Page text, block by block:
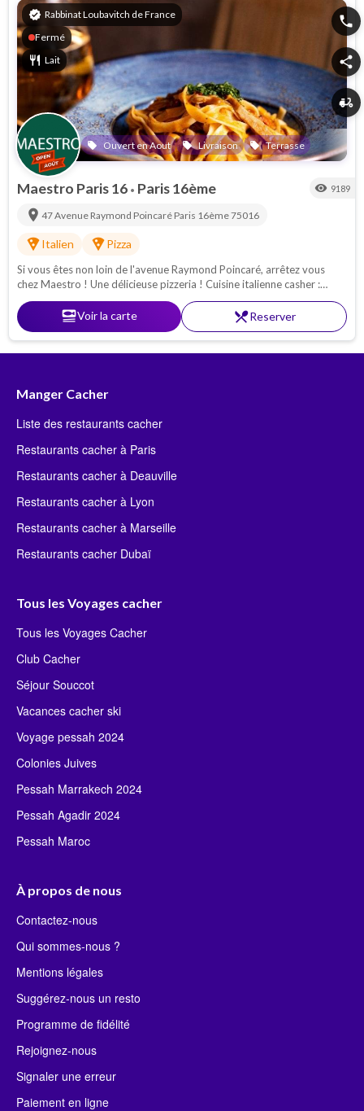
verified Rabbinat Loubavitch de France
Fermé
restaurant Lait
local_offer Ouvert en Aout local_offer Livraison local_offer Terrasse
phone
share
delivery_dining
Maestro Paris 16 • Paris 16ème visibility 9189
location_on 47 Avenue Raymond Poincaré Paris 16ème75016
local_pizzaItalien local_pizzaPizza
Si vous êtes non loin de l'avenue Raymond Poincaré, arrêtez vous
chez Maestro ! Une délicieuse pizzeria ! Cuisine italienne casher :
Pâtes - pizzas - antipasti. Proche de la Porte Maillot
set_mealVoir la carte restaurant_menuReserver
Manger Cacher
Liste des restaurants cacher
Restaurants cacher à Paris
Restaurants cacher à Deauville
Restaurants cacher à Lyon
Restaurants cacher à Marseille
Restaurants cacher Dubaï
Tous les Voyages cacher
Tous les Voyages Cacher
Club Cacher
Séjour Souccot
Vacances cacher ski
Voyage pessah 2024
Colonies Juives
Pessah Marrakech 2024
Pessah Agadir 2024
Pessah Maroc
À propos de nous
Contactez-nous
Qui sommes-nous ?
Mentions légales
Suggérez-nous un resto
Programme de fidélité
Rejoignez-nous
Signaler une erreur
Paiement en ligne